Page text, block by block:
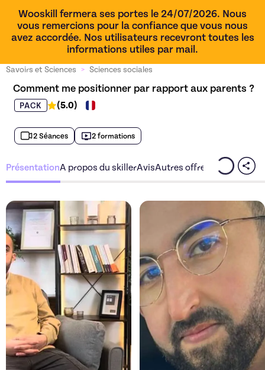
Wooskill fermera ses portes le 24/07/2026. Nous
vous remercions pour la confiance que vous nous
avez accordée. Nos utilisateurs recevront toutes les
informations utiles par mail.
Savoirs et Sciences > Sciences sociales
Comment me positionner par rapport aux parents ?
PACK (5.0)
2 Séances 2 formations
PrésentationA propos du skillerAvisAutres offres du skiller
Découvrez l'offre Comment